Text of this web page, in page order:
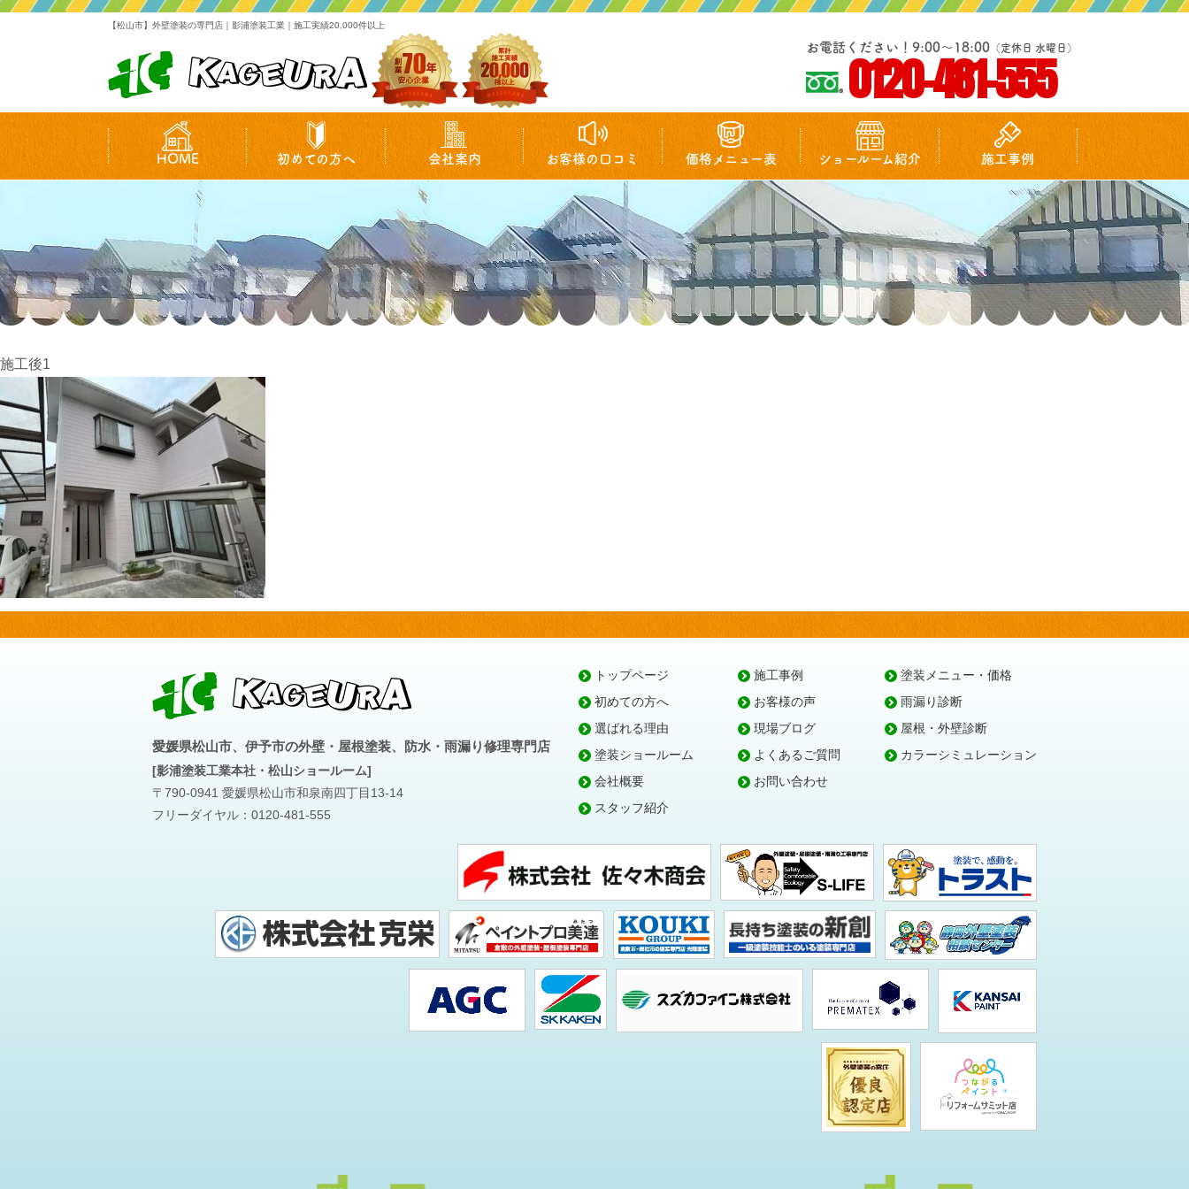
【松山市】外壁塗装の専門店｜影浦塗装工業｜施工実績20,000件以上
お電話ください！9:00～18:00 （定休日 水曜日）
0120-481-555
HOME 初めての方へ 会社案内 お客様の口コミ 価格メニュー表 ショールーム紹介 施工事例
施工後1
愛媛県松山市、伊予市の外壁・屋根塗装、防水・雨漏り修理専門店
[影浦塗装工業本社・松山ショールーム]
〒790-0941 愛媛県松山市和泉南四丁目13-14
フリーダイヤル： 0120-481-555
トップページ
初めての方へ
選ばれる理由
塗装ショールーム
会社概要
スタッフ紹介
施工事例
お客様の声
現場ブログ
よくあるご質問
お問い合わせ
塗装メニュー・価格
雨漏り診断
屋根・外壁診断
カラーシミュレーション